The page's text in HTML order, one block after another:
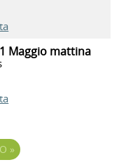
Maggio mattina
»